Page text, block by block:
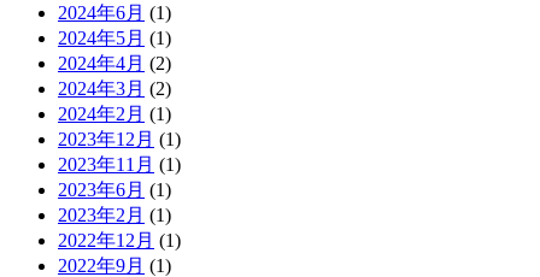
2024年6月 (1)
2024年5月 (1)
2024年4月 (2)
2024年3月 (2)
2024年2月 (1)
2023年12月 (1)
2023年11月 (1)
2023年6月 (1)
2023年2月 (1)
2022年12月 (1)
2022年9月 (1)